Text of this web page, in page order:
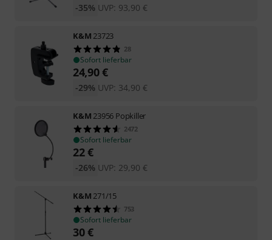
UVP: 93,90 €
-35%
K&M 23723
28
Sofort lieferbar
24,90€
UVP: 34,90 €
-29%
K&M 23956 Popkiller
2472
Sofort lieferbar
22€
UVP: 29,90 €
-26%
K&M 271/15
753
Sofort lieferbar
30€